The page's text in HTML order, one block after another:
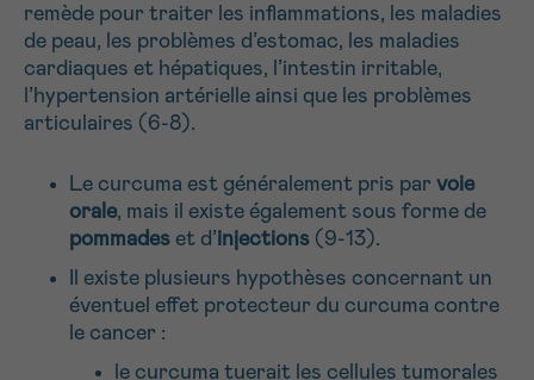
remède pour traiter les inflammations, les maladies
de peau, les problèmes d’estomac, les maladies
cardiaques et hépatiques, l’intestin irritable,
l’hypertension artérielle ainsi que les problèmes
articulaires (6-8).
Le curcuma est généralement pris par voie
orale, mais il existe également sous forme de
pommades et d’injections (9-13).
Il existe plusieurs hypothèses concernant un
éventuel effet protecteur du curcuma contre
le cancer :
le curcuma tuerait les cellules tumorales